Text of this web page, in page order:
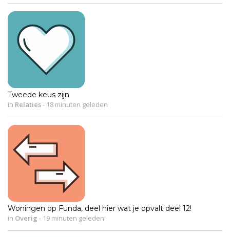
Tweede keus zijn
in Relaties- 18 minuten geleden
Woningen op Funda, deel hier wat je opvalt deel 12!
in Overig - 19 minuten geleden